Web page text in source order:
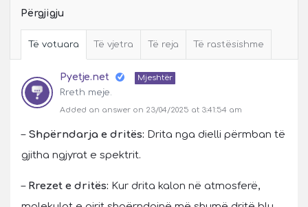
Përgjigju
Të votuara Të vjetra Të reja Të rastësishme
Pyetje.net Mjeshtër
Rreth meje.
Added an answer on 23/04/2025 at 3:41:54 am
– Shpërndarja e dritës: Drita nga dielli përmban të
gjitha ngjyrat e spektrit.
– Rrezet e dritës: Kur drita kalon në atmosferë,